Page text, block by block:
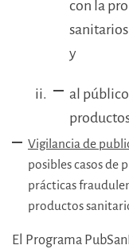
con la
y
al
Vigilancia de
posibles casos de
prácticas
productos
El Programa